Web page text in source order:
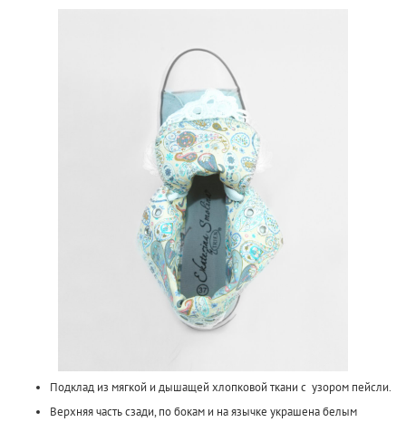
Подклад из мягкой и дышащей хлопковой ткани с узором пейсли.
Верхняя часть сзади, по бокам и на язычке украшена белым